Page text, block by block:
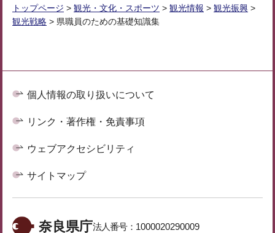
トップページ > 観光・文化・スポーツ > 観光情報 > 観光振興 >
観光戦略 > 県職員のための基礎知識集
個人情報の取り扱いについて
リンク・著作権・免責事項
ウェブアクセシビリティ
サイトマップ
奈良県庁法人番号： 1000020290009